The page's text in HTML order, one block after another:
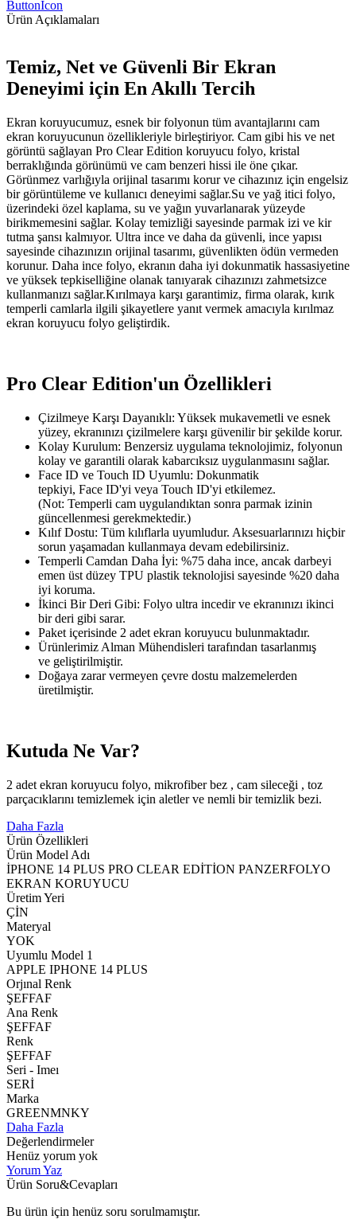
ButtonIcon
Ürün Açıklamaları
Temiz, Net ve Güvenli Bir Ekran
Deneyimi için En Akıllı Tercih
Ekran koruyucumuz, esnek bir folyonun tüm avantajlarını cam
ekran koruyucunun özellikleriyle birleştiriyor. Cam gibi his ve net
görüntü sağlayan Pro Clear Edition koruyucu folyo, kristal
berraklığında görünümü ve cam benzeri hissi ile öne çıkar.
Görünmez varlığıyla orijinal tasarımı korur ve cihazınız için engelsiz
bir görüntüleme ve kullanıcı deneyimi sağlar.Su ve yağ itici folyo,
üzerindeki özel kaplama, su ve yağın yuvarlanarak yüzeyde
birikmemesini sağlar. Kolay temizliği sayesinde parmak izi ve kir
tutma şansı kalmıyor. Ultra ince ve daha da güvenli, ince yapısı
sayesinde cihazınızın orijinal tasarımı, güvenlikten ödün vermeden
korunur. Daha ince folyo, ekranın daha iyi dokunmatik hassasiyetine
ve yüksek tepkiselliğine olanak tanıyarak cihazınızı zahmetsizce
kullanmanızı sağlar.Kırılmaya karşı garantimiz, firma olarak, kırık
temperli camlarla ilgili şikayetlere yanıt vermek amacıyla kırılmaz
ekran koruyucu folyo geliştirdik.
Pro Clear Edition'un Özellikleri
Çizilmeye Karşı Dayanıklı: Yüksek mukavemetli ve esnek
yüzey, ekranınızı çizilmelere karşı güvenilir bir şekilde korur.
Kolay Kurulum: Benzersiz uygulama teknolojimiz, folyonun
kolay ve garantili olarak kabarcıksız uygulanmasını sağlar.
Face ID ve Touch ID Uyumlu: Dokunmatik
tepkiyi, Face ID'yi veya Touch ID'yi etkilemez.
(Not: Temperli cam uygulandıktan sonra parmak izinin
güncellenmesi gerekmektedir.)
Kılıf Dostu: Tüm kılıflarla uyumludur. Aksesuarlarınızı hiçbir
sorun yaşamadan kullanmaya devam edebilirsiniz.
Temperli Camdan Daha İyi: %75 daha ince, ancak darbeyi
emen üst düzey TPU plastik teknolojisi sayesinde %20 daha
iyi koruma.
İkinci Bir Deri Gibi: Folyo ultra incedir ve ekranınızı ikinci
bir deri gibi sarar.
Paket içerisinde 2 adet ekran koruyucu bulunmaktadır.
Ürünlerimiz Alman Mühendisleri tarafından tasarlanmış
ve geliştirilmiştir.
Doğaya zarar vermeyen çevre dostu malzemelerden
üretilmiştir.
Kutuda Ne Var?
2 adet ekran koruyucu folyo, mikrofiber bez , cam sileceği , toz
parçacıklarını temizlemek için aletler ve nemli bir temizlik bezi.
Daha Fazla
Ürün Özellikleri
Ürün Model Adı
İPHONE 14 PLUS PRO CLEAR EDİTİON PANZERFOLYO
EKRAN KORUYUCU
Üretim Yeri
ÇİN
Materyal
YOK
Uyumlu Model 1
APPLE IPHONE 14 PLUS
Orjınal Renk
ŞEFFAF
Ana Renk
ŞEFFAF
Renk
ŞEFFAF
Seri - Imeı
SERİ
Marka
GREENMNKY
Daha Fazla
Değerlendirmeler
Henüz yorum yok
Yorum Yaz
Ürün Soru&Cevapları
Bu ürün için henüz soru sorulmamıştır.